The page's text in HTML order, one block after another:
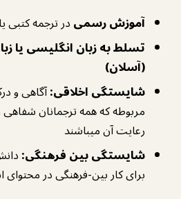
آموزش رسمیدر ترجمه کتبی
تسلط به زبان انگلیسی یا
(آسلان)
شایستگی اخلاقی:آگاهی و
مربوطه که همه ترجمانان
رعایت آن میباشند
شایستگی بین فرهنگی:
برای کار بین-فرهنگی در محتوای